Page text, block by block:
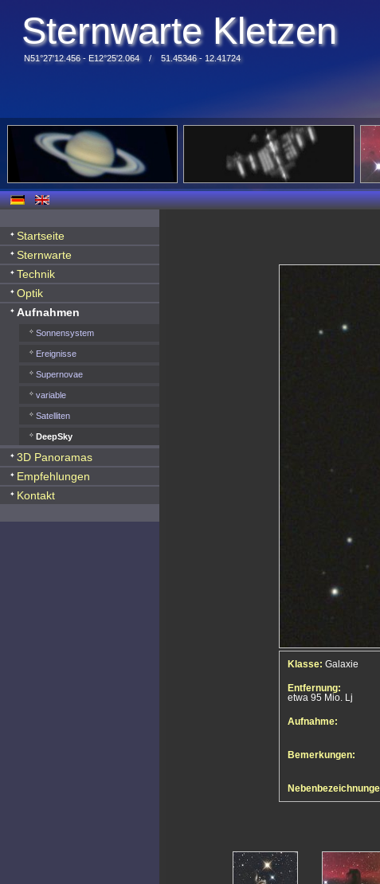
Sternwarte Kletzen
N51°27'12.456 - E12°25'2.064 / 51.45346 - 12.41724
Startseite
Sternwarte
Technik
Optik
Aufnahmen
Sonnensystem
Ereignisse
Supernovae
variable
Satelliten
DeepSky
3D Panoramas
Empfehlungen
Kontakt
Klasse: Galaxie
Entfernung:
etwa 95 Mio. Lj
Aufnahme:
Bemerkungen: